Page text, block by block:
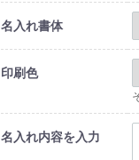
名入れ書体
印刷色
名入れ内容を入力